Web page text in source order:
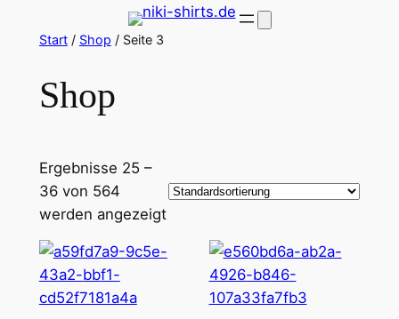
InhaltStart/ Shop / Seite 3
Shop
Ergebnisse 25 –
36 von 564
werden angezeigt